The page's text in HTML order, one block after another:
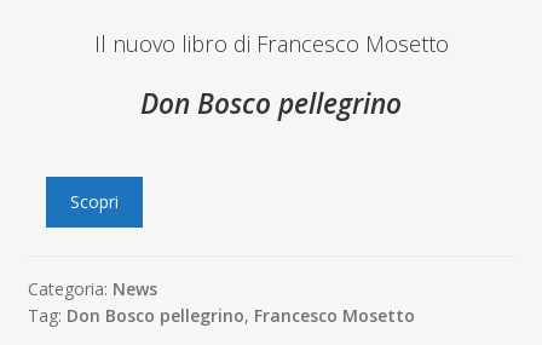
Il nuovo libro di Francesco Mosetto
Don Bosco pellegrino
Scopri
Categoria: News
Tag: Don Bosco pellegrino, Francesco Mosetto